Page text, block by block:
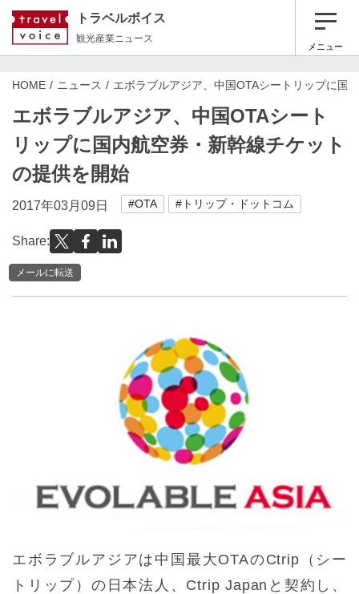
トラベルボイス
観光産業ニュース
メニュー
HOME ニュース エボラブルアジア、中国OTAシートリップに国
エボラブルアジア、中国OTAシート
リップに国内航空券・新幹線チケット
の提供を開始
2017年03月09日 #OTA #トリップ・ドットコム
Share:
メールに転送
エボラブルアジアは中国最大OTAのCtrip（シー
トリップ）の日本法人、Ctrip Japanと契約し、